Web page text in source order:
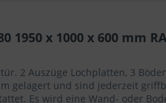
x 1000 x 600 mm
2 Auszüge Lochplatten, 3
gelagert und sind jederzeit
Es wird eine Wand- oder